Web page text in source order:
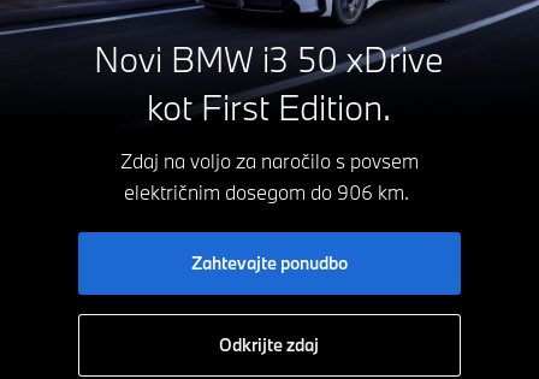
Novi BMW i3 50 xDrive
kot First Edition.
Zdaj na voljo za naročilo s povsem
električnim dosegom do 906 km.
Zahtevajte ponudbo
Odkrijte zdaj